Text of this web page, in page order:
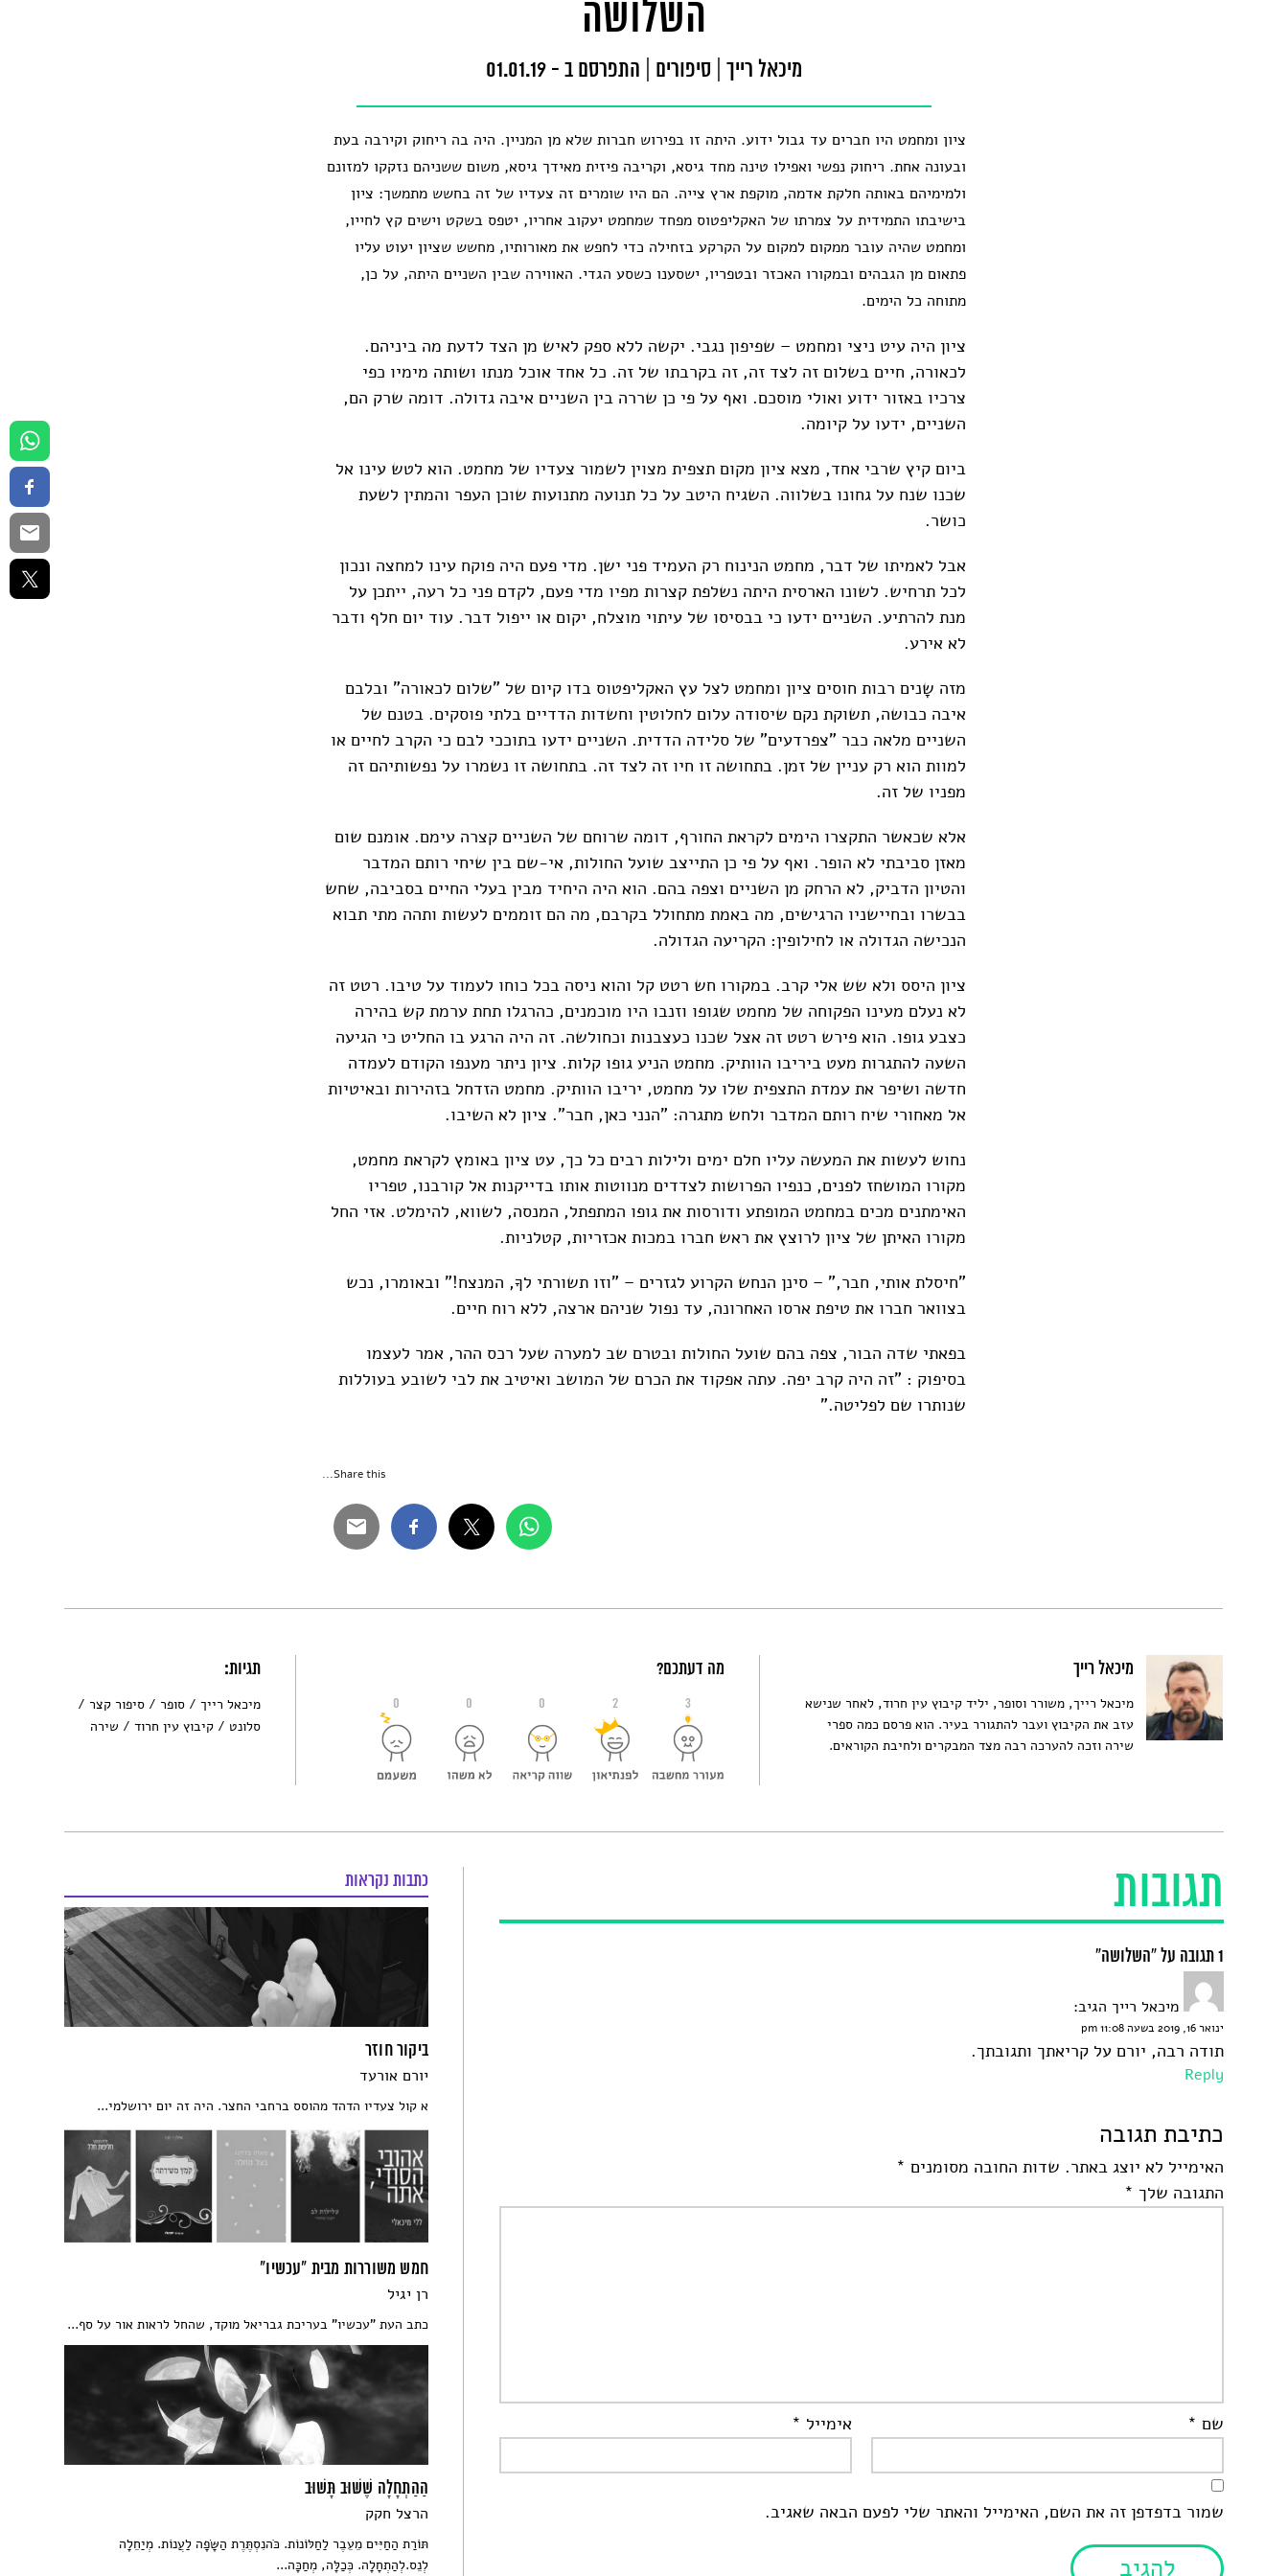
השלושה
מיכאל רייך סיפורים התפרסם ב - 01.01.19
ציון ומחמט היו חברים עד גבול ידוע. היתה זו בפירוש חברות שלא מן המניין. היה בה ריחוק וקירבה בעת
ובעונה אחת. ריחוק נפשי ואפילו טינה מחד גיסא, וקריבה פיזית מאידך גיסא, משום ששניהם נזקקו למזונם
ולמימיהם באותה חלקת אדמה, מוקפת ארץ צייה. הם היו שומרים זה צעדיו של זה בחשש מתמשך: ציון
בישיבתו התמידית על צמרתו של האקליפטוס מפחד שמחמט יעקוב אחריו, יטפס בשקט וישים קץ לחייו,
ומחמט שהיה עובר ממקום למקום על הקרקע בזחילה כדי לחפש את מאורותיו, מחשש שציון יעוט עליו
פתאום מן הגבהים ובמקורו האכזר ובטפריו, ישסענו כשסע הגדי. האווירה שבין השניים היתה, על כן,
מתוחה כל הימים.
ציון היה עיט ניצי ומחמט – שפיפון נגבי. יקשה ללא ספק לאיש מן הצד לדעת מה ביניהם.
לכאורה, חיים בשלום זה לצד זה, זה בקרבתו של זה. כל אחד אוכל מנתו ושותה מימיו כפי
צרכיו באזור ידוע ואולי מוסכם. ואף על פי כן שררה בין השניים איבה גדולה. דומה שרק הם,
השניים, ידעו על קיומה.
ביום קיץ שרבי אחד, מצא ציון מקום תצפית מצוין לשמור צעדיו של מחמט. הוא לטש עינו אל
שכנו שנח על גחונו בשלווה. השגיח היטב על כל תנועה מתנועות שוכן העפר והמתין לשעת
כושר.
אבל לאמיתו של דבר, מחמט הנינוח רק העמיד פני ישן. מדי פעם היה פוקח עינו למחצה ונכון
לכל תרחיש. לשונו הארסית היתה נשלפת קצרות מפיו מדי פעם, לקדם פני כל רעה, ייתכן על
מנת להרתיע. השניים ידעו כי בבסיסו של עיתוי מוצלח, יקום או ייפול דבר. עוד יום חלף ודבר
לא אירע.
מזה שָנים רבות חוסים ציון ומחמט לצל עץ האקליפטוס בדו קיום של "שלום לכאורה" ובלבם
איבה כבושה, תשוקת נקם שיסודה עלום לחלוטין וחשדות הדדיים בלתי פוסקים. בטנם של
השניים מלאה כבר "צפרדעים" של סלידה הדדית. השניים ידעו בתוככי לבם כי הקרב לחיים או
למוות הוא רק עניין של זמן. בתחושה זו חיו זה לצד זה. בתחושה זו נשמרו על נפשותיהם זה
מפניו של זה.
אלא שכאשר התקצרו הימים לקראת החורף, דומה שרוחם של השניים קצרה עימם. אומנם שום
מאזן סביבתי לא הופר. ואף על פי כן התייצב שועל החולות, אי-שם בין שיחי רותם המדבר
והטיון הדביק, לא הרחק מן השניים וצפה בהם. הוא היה היחיד מבין בעלי החיים בסביבה, שחש
בבשרו ובחיישניו הרגישים, מה באמת מתחולל בקרבם, מה הם זוממים לעשות ותהה מתי תבוא
הנכישה הגדולה או לחילופין: הקריעה הגדולה.
ציון היסס ולא שש אלי קרב. במקורו חש רטט קל והוא ניסה בכל כוחו לעמוד על טיבו. רטט זה
לא נעלם מעינו הפקוחה של מחמט שגופו וזנבו היו מוכמנים, כהרגלו תחת ערמת קש בהירה
כצבע גופו. הוא פירש רטט זה אצל שכנו כעצבנות וכחולשה. זה היה הרגע בו החליט כי הגיעה
השעה להתגרות מעט ביריבו הוותיק. מחמט הניע גופו קלות. ציון ניתר מענפו הקודם לעמדה
חדשה ושיפר את עמדת התצפית שלו על מחמט, יריבו הוותיק. מחמט הזדחל בזהירות ובאיטיות
אל מאחורי שיח רותם המדבר ולחש מתגרה: "הנני כאן, חבר". ציון לא השיבו.
נחוש לעשות את המעשה עליו חלם ימים ולילות רבים כל כך, עט ציון באומץ לקראת מחמט,
מקורו המושחז לפנים, כנפיו הפרושות לצדדים מנווטות אותו בדייקנות אל קורבנו, טפריו
האימתנים מכים במחמט המופתע ודורסות את גופו המתפתל, המנסה, לשווא, להימלט. אזי החל
מקורו האיתן של ציון לרוצץ את ראש חברו במכות אכזריות, קטלניות.
"חיסלת אותי, חבר," – סינן הנחש הקרוע לגזרים – "וזו תשורתי לךָ, המנצח!" ובאומרו, נכש
בצוואר חברו את טיפת ארסו האחרונה, עד נפול שניהם ארצה, ללא רוח חיים.
בפאתי שדה הבור, צפה בהם שועל החולות ובטרם שב למערה שעל רכס ההר, אמר לעצמו
בסיפוק : "זה היה קרב יפה. עתה אפקוד את הכרם של המושב ואיטיב את לבי לשובע בעוללות
שנותרו שם לפליטה."
Share this...
מיכאל רייך
מיכאל רייך, משורר וסופר, יליד קיבוץ עין חרוד, לאחר שנישא
עזב את הקיבוץ ועבר להתגורר בעיר. הוא פרסם כמה ספרי
שירה וזכה להערכה רבה מצד המבקרים ולחיבת הקוראים.
מה דעתכם?
0 0 0 2 3
תגיות:
מיכאל רייך סופר
סיפור קצר
סלונט
קיבוץ עין חרוד שירה
תגובות
1 תגובה על “השלושה”
מיכאל רייך הגיב:
ינואר 16, 2019 בשעה 11:08 pm
תודה רבה, יורם על קריאתך ותגובתך.
Reply
כתיבת תגובה
האימייל לא יוצג באתר. שדות החובה מסומנים *
התגובה שלך *
שם * אימייל *
שמור בדפדפן זה את השם, האימייל והאתר שלי לפעם הבאה שאגיב.
כתבות נקראות
ביקור חוזר
יורם אורעד
א קול צעדיו הדהד מהוסס ברחבי החצר. היה זה יום ירושלמי...
חמש משוררות מבית "עכשיו"
רן יגיל
כתב העת "עכשיו" בעריכת גבריאל מוקד, שהחל לראות אור על סף...
הַהַתְחָלָה שֶׁשּׁוּב תָּשׁוּב
הרצל חקק
תּוֹרַת הַחַיִּים מֵעֵבֶר לַחַלּוֹנוֹת. כֹּהנִסְתֶּרֶת הַשָּׂפָה לַעֲנוֹת. מְיַחֵלָה
לְנֵס.לְהַתְחָלָה. כְּכַלָּה, מְחַכָּה...